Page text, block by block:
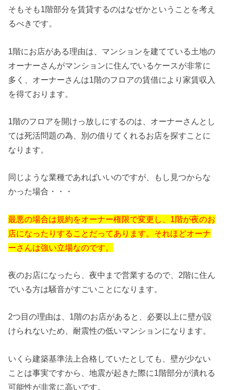
そもそも1階部分を賃貸するのはなぜかということを考え
るべきです。
1階にお店がある理由は、マンションを建てている土地の
オーナーさんがマンションに住んでいるケースが非常に
多く、オーナーさんは1階のフロアの賃借により家賃収入
を得ております。
1階のフロアを開けっ放しにするのは、オーナーさんとし
ては死活問題の為、別の借りてくれるお店を探すことに
なります。
同じような業種であればいいのですが、もし見つからな
かった場合・・・
最悪の場合は規約をオーナー権限で変更し、1階が夜のお
店になったりすることだってあります。それほどオーナ
ーさんは強い立場なのです。
夜のお店になったら、夜中まで営業するので、2階に住ん
でいる方は騒音がすごいことになります。
2つ目の理由は、1階のお店があると、必要以上に壁が設
けられないため、耐震性の低いマンションになります。
いくら建築基準法上合格していたとしても、壁が少ない
ことは事実ですから、地震が起きた際に1階部分が潰れる
可能性が非常に高いです。